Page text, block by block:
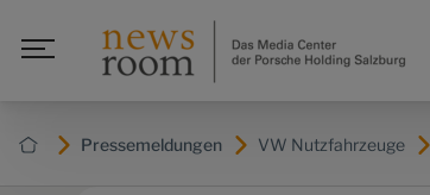
Pressemeldungen VW Nutzfahrzeuge